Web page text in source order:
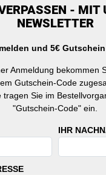
- MIT
NEWSLETTER
und 5€
Anmeldung bekommen
Gutschein-Code
tragen Sie im
"Gutschein-Code" ein.
IHR